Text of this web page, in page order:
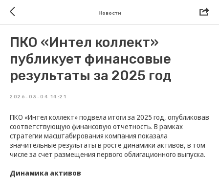
Новости
ПКО «Интел коллект»
публикует финансовые
результаты за 2025 год
2026-03-04 14:21
ПКО «Интел коллект» подвела итоги за 2025 год, опубликовав
соответствующую финансовую отчетность. В рамках
стратегии масштабирования компания показала
значительные результаты в росте динамики активов, в том
числе за счет размещения первого облигационного выпуска.
Динамика активов